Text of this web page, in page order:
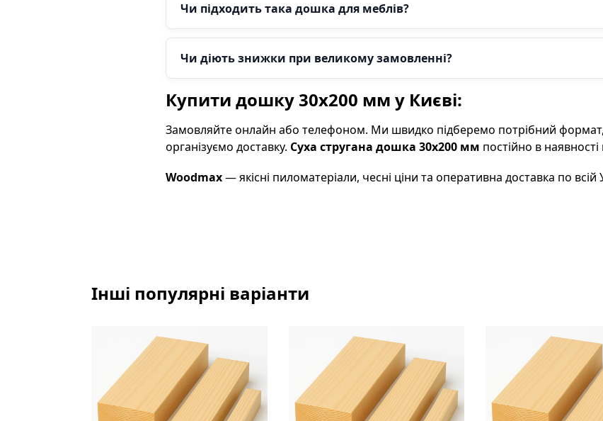
Чи підходить така дошка для меблів?
Чи діють знижки при великому замовленні?
Купити дошку 30х200 мм у Києві:
Замовляйте онлайн або телефоном. Ми швидко підберемо потрібний формат,
організуємо доставку. Суха стругана дошка 30х200 мм постійно в
Woodmax— якісні пиломатеріали, чесні ціни та оперативна доставка по всій
Інші популярні варіанти